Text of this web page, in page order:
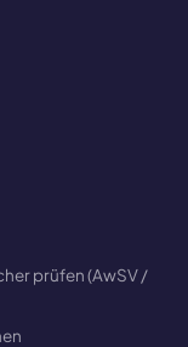
prüfen (AwSV /